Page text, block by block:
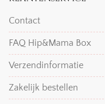
Contact
FAQ Hip&Mama Box
Verzendinformatie
Zakelijk bestellen